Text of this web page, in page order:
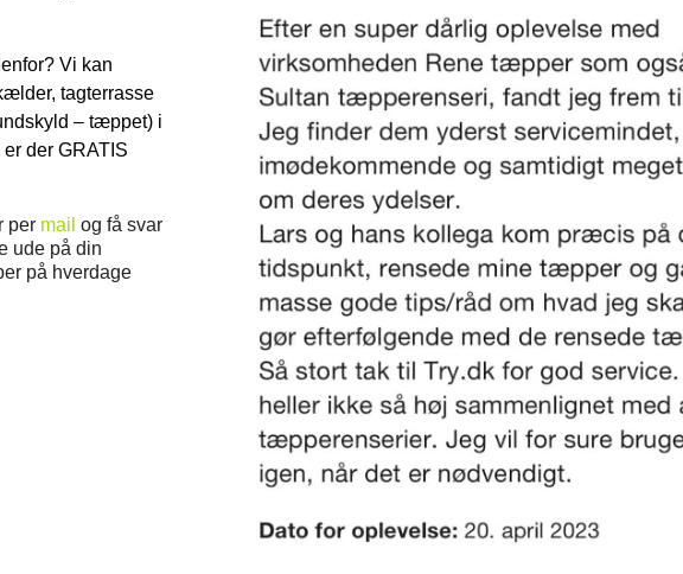
Vi kan
tagterrasse
– tæppet) i
der GRATIS
per mail og få svar
ude på din
på hverdage